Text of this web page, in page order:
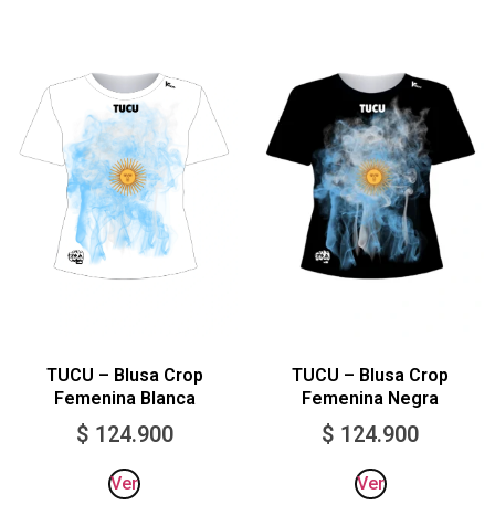
TUCU – Blusa Crop
Femenina Blanca
$ 124.900
Ver
TUCU – Blusa Crop
Femenina Negra
$ 124.900
Ver